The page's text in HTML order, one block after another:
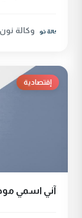
وكالة نون
إقتصادية
آني اسمي